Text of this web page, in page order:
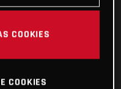
COOKIES
COOKIES